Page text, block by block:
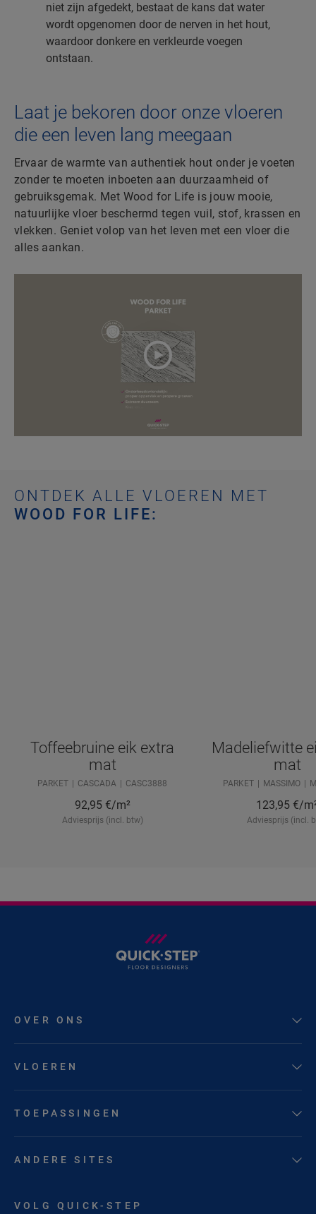
niet zijn afgedekt, bestaat de kans dat water
wordt opgenomen door de nerven in het hout,
waardoor donkere en verkleurde voegen
ontstaan.
Laat je bekoren door onze vloeren
die een leven lang meegaan
Ervaar de warmte van authentiek hout onder je voeten
zonder te moeten inboeten aan duurzaamheid of
gebruiksgemak. Met Wood for Life is jouw mooie,
natuurlijke vloer beschermd tegen vuil, stof, krassen en
vlekken. Geniet volop van het leven met een vloer die
alles aankan.
ONTDEK ALLE VLOEREN MET
WOOD FOR LIFE:
Toffeebruine eik extra
mat
PARKET CASCADA CASC3888
92,95 €/m²
Adviesprijs (incl. btw)
Madeliefwitte
mat
PARKET MASSIMO
123,95 €/
Adviesprijs (incl.
OVER ONS
VLOEREN
TOEPASSINGEN
ANDERE SITES
VOLG QUICK-STEP